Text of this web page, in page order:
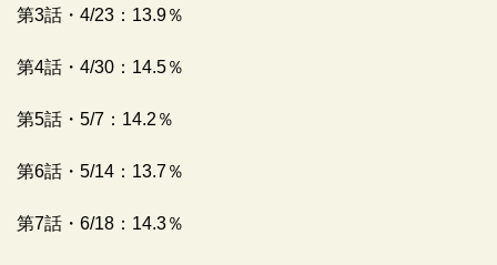
第3話・4/23：13.9％
第4話・4/30：14.5％
第5話・5/7：14.2％
第6話・5/14：13.7％
第7話・6/18：14.3％